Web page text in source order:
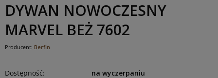
DYWAN NOWOCZESNY
MARVEL BEŻ 7602
Producent: Berfin
Dostępność:
na wyczerpaniu